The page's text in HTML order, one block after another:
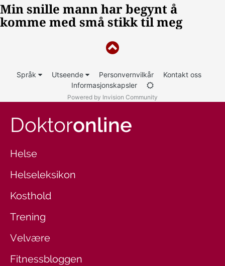
Språk Utseende Personvernvilkår
Kontakt oss
Informasjonskapsler
Powered by Invision Community
Doktoronline
Helse
Helseleksikon
Kosthold
Trening
Velvære
Fitnessbloggen